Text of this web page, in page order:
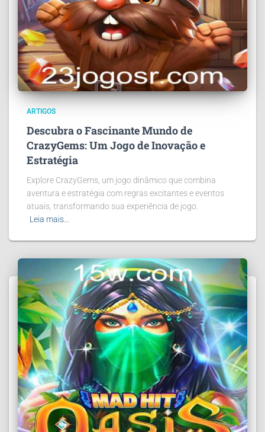
ARTIGOS
Descubra o Fascinante Mundo de
CrazyGems: Um Jogo de Inovação e
Estratégia
Explore CrazyGems, um jogo dinâmico que combina
aventura e estratégia com regras excitantes e eventos
atuais, transformando sua experiência de jogo.
Leia mais…